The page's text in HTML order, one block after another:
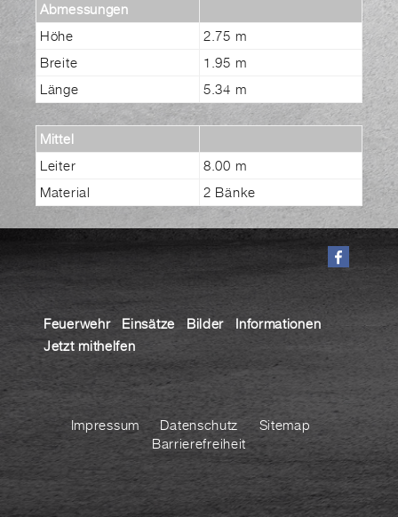
Abmessungen
Höhe
2.75 m
Breite
1.95 m
Länge
5.34 m
Mittel
Leiter
8.00 m
Material
2 Bänke
Feuerwehr Einsätze Bilder
Informationen
Jetzt mithelfen
Impressum Datenschutz
Sitemap
Barrierefreiheit